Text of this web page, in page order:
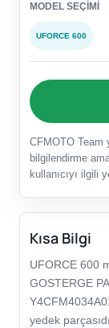
MODEL SEÇIMI
UFORCE 600
CFMOTO Team
bilgilendirme
kullanıcıyı ilgili
Kısa Bilgi
UFORCE 600
GOSTERGE
yedek